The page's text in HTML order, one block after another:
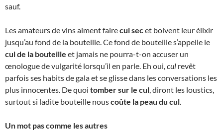
sauf.
Les amateurs de vins aiment fairecul secet boivent leur élixir
jusqu’au fond de la bouteille. Ce fond de bouteille s’appelle le
cul de la bouteille et jamais ne pourra-t-on accuser un
œnologue de vulgarité lorsqu’il en parle. Eh oui,cul revêt
parfois ses habits de gala et se glisse dans les conversations les
plus innocentes. De quoi tomber sur le cul, diront les loustics,
surtout si ladite bouteille nouscoûte la peau du cul.
Un mot pas comme les autres